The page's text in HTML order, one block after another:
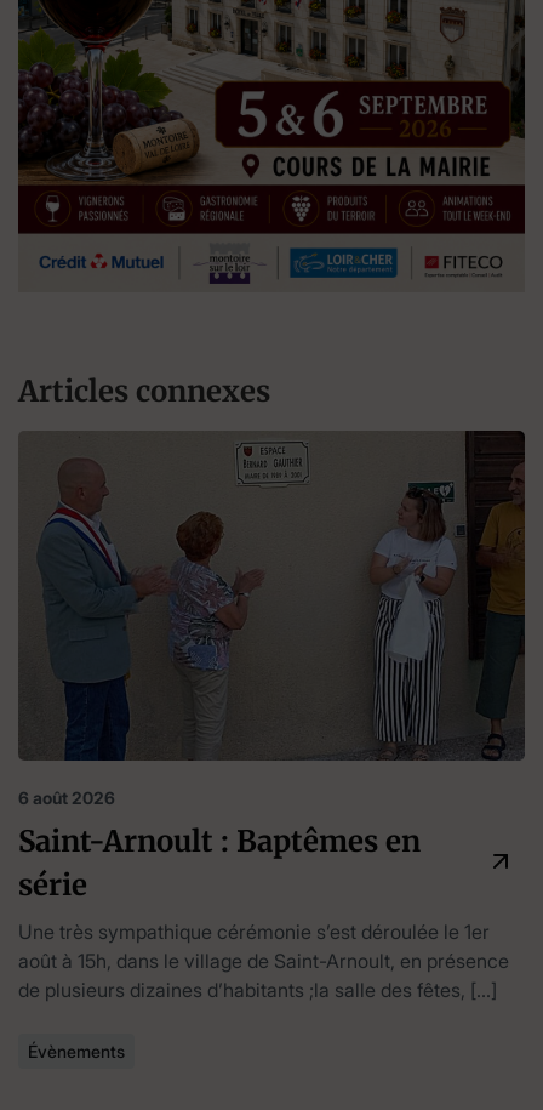
Articles connexes
6 août 2026
Saint-Arnoult : Baptêmes en
série
Une très sympathique cérémonie s’est déroulée le 1er
août à 15h, dans le village de Saint-Arnoult, en présence
de plusieurs dizaines d’habitants ;la salle des fêtes, […]
Évènements